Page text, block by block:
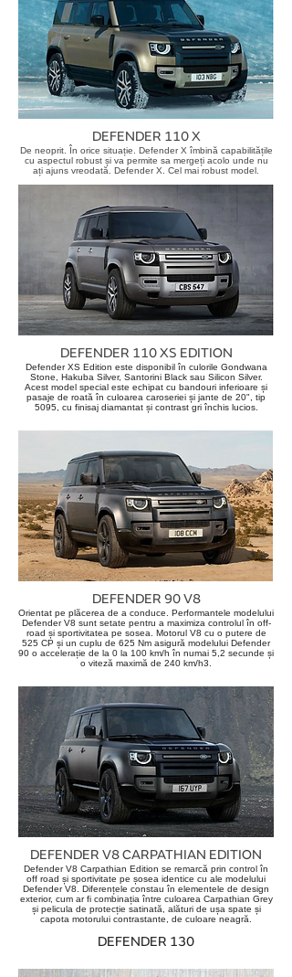
DEFENDER 110 X
De neoprit. În orice situație. Defender X îmbină capabilitățile
cu aspectul robust și va permite sa mergeți acolo unde nu
ați ajuns vreodată. Defender X. Cel mai robust model.
DEFENDER 110 XS EDITION
Defender XS Edition este disponibil în culorile Gondwana
Stone, Hakuba Silver, Santorini Black sau Silicon Silver.
Acest model special este echipat cu bandouri inferioare și
pasaje de roată în culoarea caroseriei și jante de 20", tip
5095, cu finisaj diamantat și contrast gri închis lucios.
DEFENDER 90 V8
Orientat pe plăcerea de a conduce. Performantele modelului
Defender V8 sunt setate pentru a maximiza controlul în off-
road și sportivitatea pe sosea. Motorul V8 cu o putere de
525 CP și un cuplu de 625 Nm asigură modelului Defender
90 o accelerație de la 0 la 100 km/h în numai 5,2 secunde și
o viteză maximă de 240 km/h3.
DEFENDER V8CARPATHIAN EDITION
Defender V8 Carpathian Edition se remarcă prin control în
off road și sportivitate pe șosea identice cu ale modelului
Defender V8. Diferențele constau în elementele de design
exterior, cum ar fi combinația între culoarea Carpathian Grey
și pelicula de protecție satinată, alături de ușa spate și
capota motorului contrastante, de culoare neagră.
DEFENDER 130